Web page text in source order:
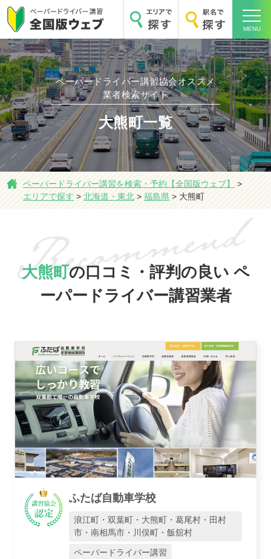
MENU
ホーム
エリアで探す
講習トピックス
運営会社
ペーパードライバー講習協会オススメ
業者検索サイト
大熊町一覧
ペーパードライバー講習を検索・予約【全国版ウェブ】
>
エリアで探す > 北海道・東北 > 福島県 > 大熊町
大熊町の口コミ・評判の良い ペ
ーパードライバー講習業者
ふたば自動車学校
浪江町・双葉町・大熊町・葛尾村・田村
市・南相馬市・川俣町・飯舘村
ペーパードライバー講習